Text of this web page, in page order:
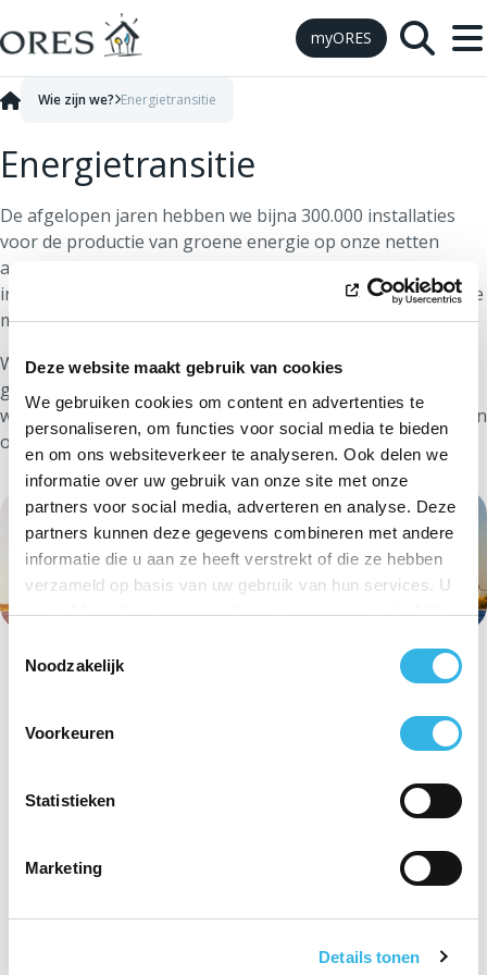
Deze website maakt gebruik van cookies
We gebruiken cookies om content en advertenties te
personaliseren, om functies voor social media te bieden
en om ons websiteverkeer te analyseren. Ook delen we
informatie over uw gebruik van onze site met onze
partners voor social media, adverteren en analyse. Deze
partners kunnen deze gegevens combineren met andere
informatie die u aan ze heeft verstrekt of die ze hebben
verzameld op basis van uw gebruik van hun services. U
gaat akkoord met onze cookies als u onze website blijft
Noodzakelijk
Voorkeuren
Statistieken
Marketing
Details tonen
Skip to Content
myORES
Energietransitie
De afgelopen jaren hebben we bijna 300.000 installaties
voor de productie van groene energie op onze netten
aangesloten. We versterken voortdurend onze
infrastructuur om deze nieuwe energiestromen mogelijk te
maken.
We voeren ook nieuwe netbeheersystemen in om te
garanderen dat onze klanten 24 u/dag en 7 dagen/week
worden bevoorraad met energie, ondanks de wisselende en
onvoorspelbare aard van zonne- en windenergie.
Wie zijn we? Energietransitie